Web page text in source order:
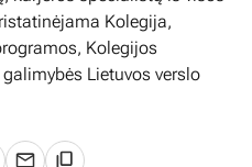
Kolegija,
Kolegijos
Lietuvos verslo